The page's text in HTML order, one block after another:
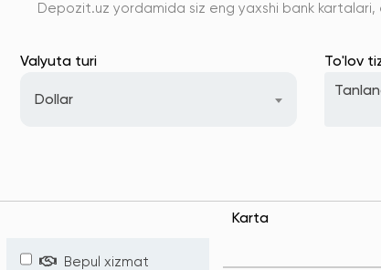
Depozit.uz yordamida siz eng yaxshi bank
Valyuta turi
Dollar
To'lov
Bepul xizmat
Karta